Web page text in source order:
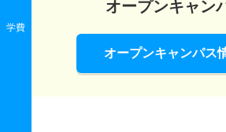
学費
オープンキャン
オープンキャンパス